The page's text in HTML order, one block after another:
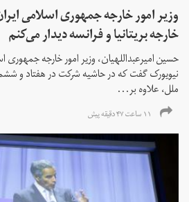
وزیر امور خارجه جمهوری اسلامی
خارجه بریتانیا و فرانسه دیدار می‌کنم
حسین امیرعبداللهیان، وزیر امور خارجه جمهوری
نیویورک گفت که در حاشیه شرکت در هفتاد و
ملل، علاوه بر...
۱۱ ساعت ۴۷ دقیقه پیش